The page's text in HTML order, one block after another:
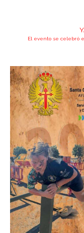
El evento se celebró